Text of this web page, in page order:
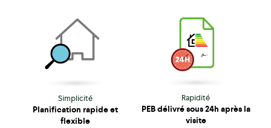
Simplicité
Planification rapide et
flexible
Rapidité
PEB délivré sous 24h après la
visite